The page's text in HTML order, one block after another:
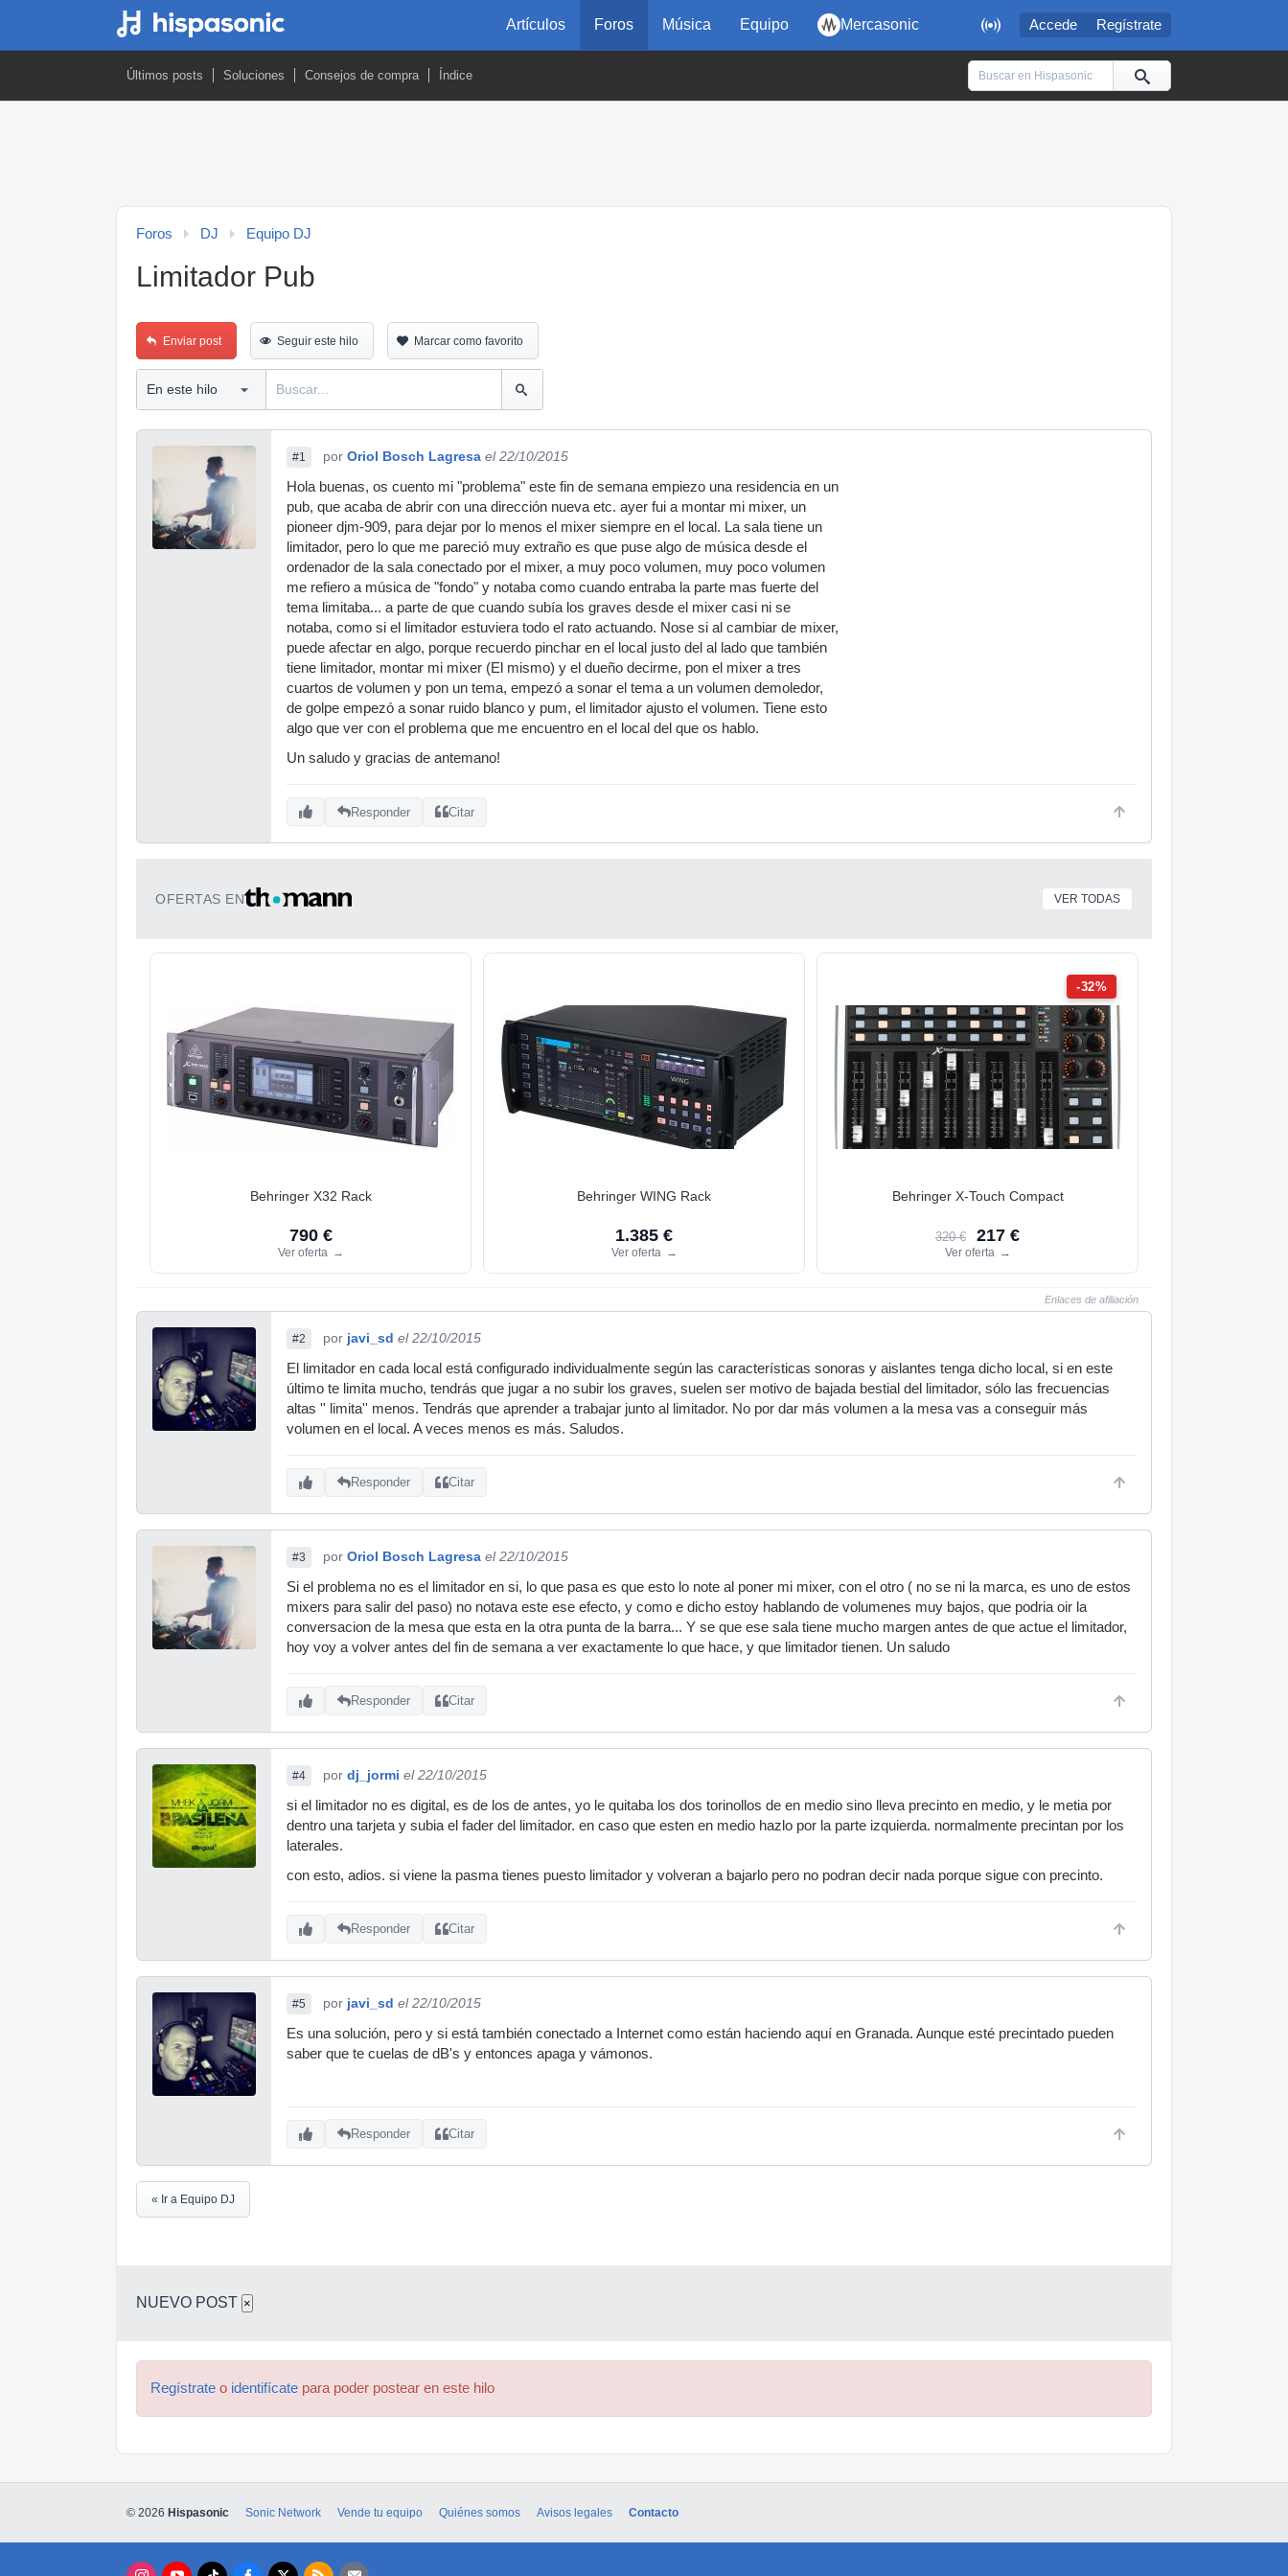
 Accede Regístrate
Artículos Foros Música Equipo Mercasonic
Últimos posts Soluciones Consejos de compra Índice
Foros DJ Equipo DJ
Limitador Pub
Enviar post Seguir este hilo Marcar como favorito
#1 por Oriol Bosch Lagresa el 22/10/2015
Hola buenas, os cuento mi "problema" este fin de semana empiezo una residencia en un
pub, que acaba de abrir con una dirección nueva etc. ayer fui a montar mi mixer, un
pioneer djm-909, para dejar por lo menos el mixer siempre en el local. La sala tiene un
limitador, pero lo que me pareció muy extraño es que puse algo de música desde el
ordenador de la sala conectado por el mixer, a muy poco volumen, muy poco volumen
me refiero a música de "fondo" y notaba como cuando entraba la parte mas fuerte del
tema limitaba... a parte de que cuando subía los graves desde el mixer casi ni se
notaba, como si el limitador estuviera todo el rato actuando. Nose si al cambiar de mixer,
puede afectar en algo, porque recuerdo pinchar en el local justo del al lado que también
tiene limitador, montar mi mixer (El mismo) y el dueño decirme, pon el mixer a tres
cuartos de volumen y pon un tema, empezó a sonar el tema a un volumen demoledor,
de golpe empezó a sonar ruido blanco y pum, el limitador ajusto el volumen. Tiene esto
algo que ver con el problema que me encuentro en el local del que os hablo.
Un saludo y gracias de antemano!
Responder Citar
OFERTAS EN VER TODAS
Behringer X32 Rack
790 €
Ver oferta →
Behringer WING Rack
1.385 €
Ver oferta →
-32%
Behringer X-Touch Compact
320 € 217 €
Ver oferta →
Enlaces de afiliación
#2 por javi_sd el 22/10/2015
El limitador en cada local está configurado individualmente según las características sonoras y aislantes tenga dicho local, si en este
último te limita mucho, tendrás que jugar a no subir los graves, suelen ser motivo de bajada bestial del limitador, sólo las frecuencias
altas '' limita'' menos. Tendrás que aprender a trabajar junto al limitador. No por dar más volumen a la mesa vas a conseguir más
volumen en el local. A veces menos es más. Saludos.
Responder Citar
#3 por Oriol Bosch Lagresa el 22/10/2015
Si el problema no es el limitador en si, lo que pasa es que esto lo note al poner mi mixer, con el otro ( no se ni la marca, es uno de estos
mixers para salir del paso) no notava este ese efecto, y como e dicho estoy hablando de volumenes muy bajos, que podria oir la
conversacion de la mesa que esta en la otra punta de la barra... Y se que ese sala tiene mucho margen antes de que actue el limitador,
hoy voy a volver antes del fin de semana a ver exactamente lo que hace, y que limitador tienen. Un saludo
Responder Citar
#4 por dj_jormi el 22/10/2015
si el limitador no es digital, es de los de antes, yo le quitaba los dos torinollos de en medio sino lleva precinto en medio, y le metia por
dentro una tarjeta y subia el fader del limitador. en caso que esten en medio hazlo por la parte izquierda. normalmente precintan por los
laterales.
con esto, adios. si viene la pasma tienes puesto limitador y volveran a bajarlo pero no podran decir nada porque sigue con precinto.
Responder Citar
#5 por javi_sd el 22/10/2015
Es una solución, pero y si está también conectado a Internet como están haciendo aquí en Granada. Aunque esté precintado pueden
saber que te cuelas de dB's y entonces apaga y vámonos.
Responder Citar
« Ir a Equipo DJ
NUEVO POST ×
Regístrate o identifícate para poder postear en este hilo
© 2026 Hispasonic Sonic Network Vende tu equipo Quiénes somos Avisos legales Contacto